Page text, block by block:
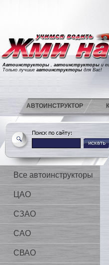
Автоинструкторы , автоинструкторы и
Только лучшие автоинструкторы для Вас!
АВТОИНСТРУКТОР
Все автоинструкторы
ЦАО
СЗАО
САО
СВАО